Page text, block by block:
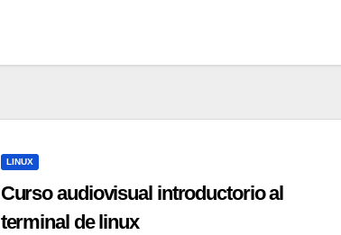
LINUX
Curso audiovisual introductorio al
terminal de linux